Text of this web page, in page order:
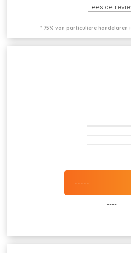
Lees de
* 75% van particuliere handelaren
-----
----